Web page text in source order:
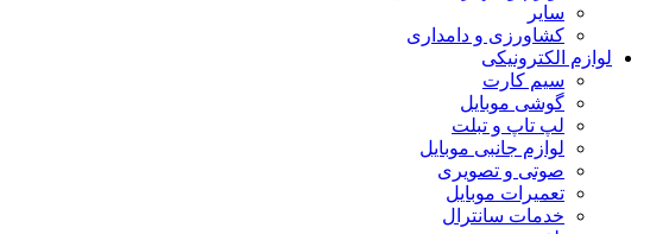
سایر
کشاورزی و دامداری
لوازم الکترونیکی
سیم کارت
گوشی موبایل
لپ تاپ و تبلت
لوازم جانبی موبایل
صوتی و تصویری
تعمیرات موبایل
خدمات سانترال